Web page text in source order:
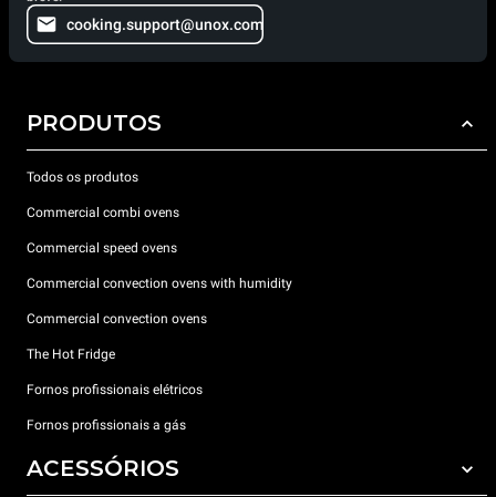
cooking.support@unox.com
PRODUTOS
Todos os produtos
Commercial combi ovens
Commercial speed ovens
Commercial convection ovens with humidity
Commercial convection ovens
The Hot Fridge
Fornos profissionais elétricos
Fornos profissionais a gás
ACESSÓRIOS